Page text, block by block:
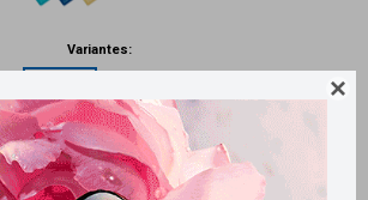

Variantes:
Métodos y costos de envío